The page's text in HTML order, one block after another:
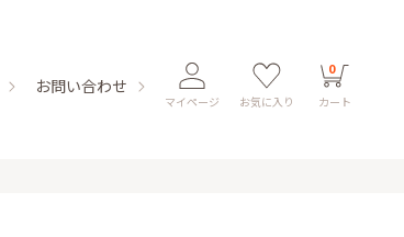
お問い合わせ
マイページ お気に入り
0
カート